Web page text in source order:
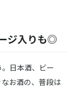
ジ入りも◎
日本酒、ビー
お酒の、普段は